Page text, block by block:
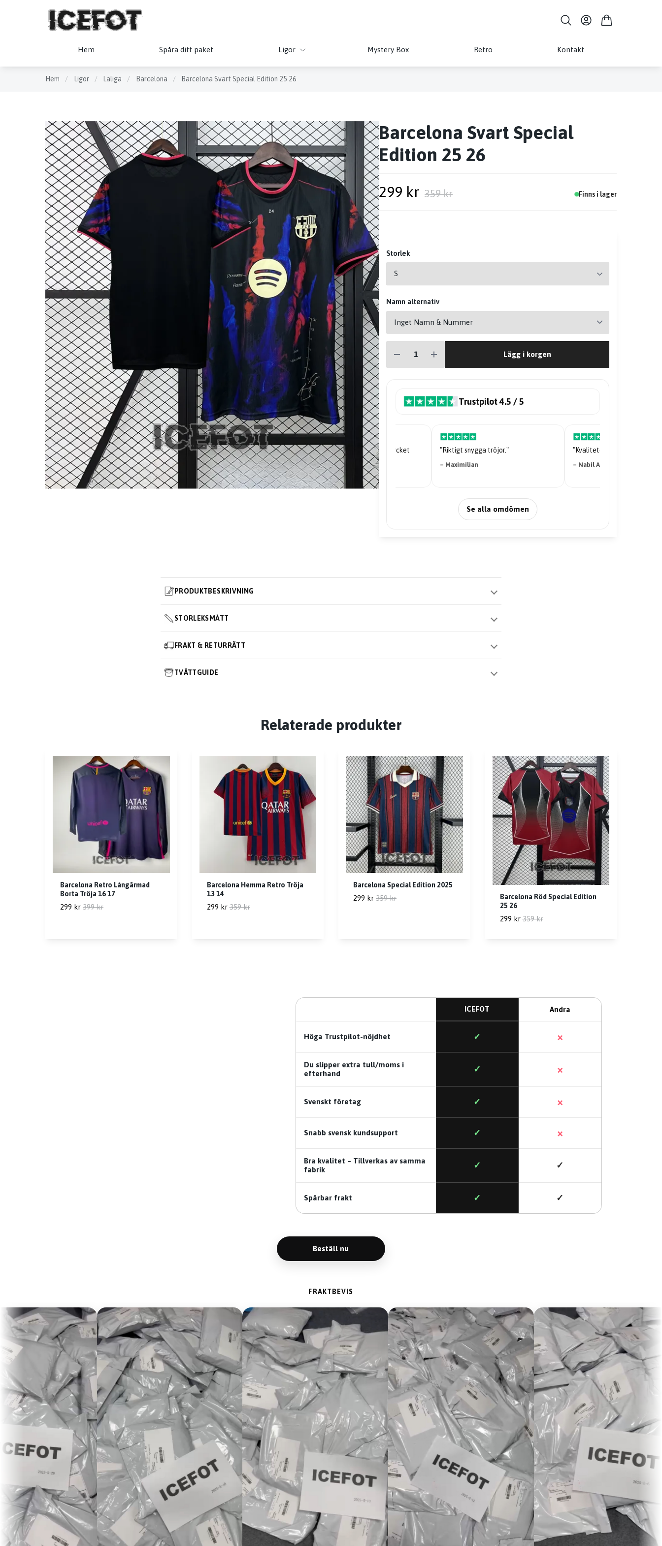
Hem Spåra ditt paket Ligor Mystery Box Retro Kontakt
Hem / Ligor / Laliga / Barcelona / Barcelona Svart Special Edition 25 26
Barcelona Svart Special
Edition 25 26
299 kr 359 kr Finns i lager
Storlek
Namn alternativ
Lägg i korgen
Trustpilot 4.5 / 5
"Mycket nöjd... priserna är mycket
bra."
– Edward
"Riktigt snygga tröjor."
– Maximilian
"Kvaliteten på tröjan är
– Nabil Abdi
Se alla omdömen
PRODUKTBESKRIVNING
STORLEKSMÅTT
FRAKT & RETURRÄTT
TVÄTTGUIDE
Relaterade produkter
Barcelona Retro Långärmad
Borta Tröja 16 17
299 kr 399 kr
Barcelona Hemma Retro Tröja
13 14
299 kr 359 kr
Barcelona Special Edition 2025
299 kr 359 kr
Barcelona Röd Special Edition
25 26
299 kr 359 kr
ICEFOT Andra
Höga Trustpilot-nöjdhet ✓ ×
Du slipper extra tull/moms i
efterhand
✓ ×
Svenskt företag ✓ ×
Snabb svensk kundsupport ✓ ×
Bra kvalitet – Tillverkas av samma
fabrik
✓ ✓
Spårbar frakt ✓ ✓
Beställ nu
FRAKTBEVIS